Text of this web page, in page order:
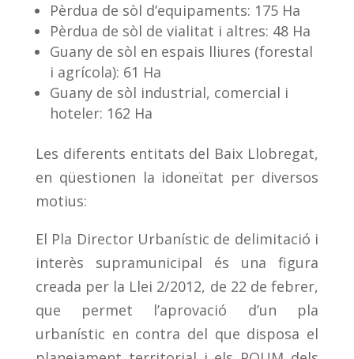
Pèrdua de sòl d’equipaments: 175 Ha
Pèrdua de sòl de vialitat i altres: 48 Ha
Guany de sòl en espais lliures (forestal
i agrícola): 61 Ha
Guany de sòl industrial, comercial i
hoteler: 162 Ha
Les diferents entitats del Baix Llobregat,
en qüestionen la idoneïtat per diversos
motius:
El Pla Director Urbanístic de delimitació i
interès supramunicipal és una figura
creada per la Llei 2/2012, de 22 de febrer,
que permet l’aprovació d’un pla
urbanístic en contra del que disposa el